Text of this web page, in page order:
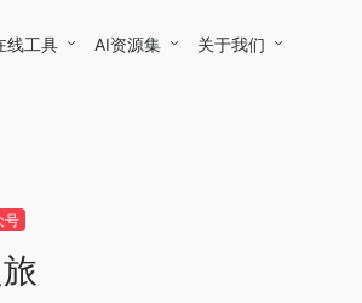
线工具 AI资源集 关于我们
号